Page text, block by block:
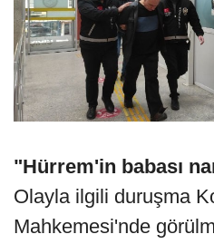
"Hürrem'in babası
Olayla ilgili duruşma
Mahkemesi'nde